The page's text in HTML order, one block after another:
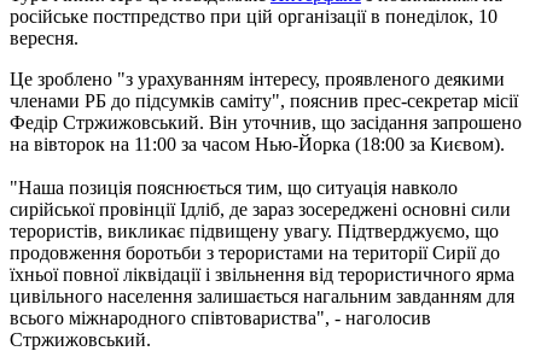
російське постпредство при цій організації в понеділок, 10
вересня.
Це зроблено "з урахуванням інтересу, проявленого деякими
членами РБ до підсумків саміту", пояснив прес-секретар місії
Федір Стржижовський. Він уточнив, що засідання запрошено
на вівторок на 11:00 за часом Нью-Йорка (18:00 за Києвом).
"Наша позиція пояснюється тим, що ситуація навколо
сирійської провінції Ідліб, де зараз зосереджені основні сили
терористів, викликає підвищену увагу. Підтверджуємо, що
продовження боротьби з терористами на території Сирії до
їхньої повної ліквідації і звільнення від терористичного ярма
цивільного населення залишається нагальним завданням для
всього міжнародного співтовариства", - наголосив
Стржижовський.